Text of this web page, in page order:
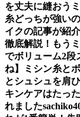
を丈夫に縫おう
糸どっちが強いの
イクの記事が紹
徹底解説！もう
でボリューム2段
ね】ミシン糸と
とシュシュを肩
キンケアはたっ
れました